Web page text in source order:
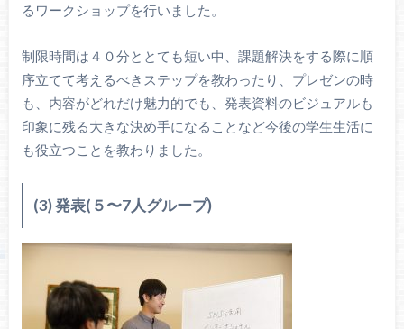
るワークショップを行いました。
制限時間は４０分ととても短い中、課題解決をする際に順
序立てて考えるべきステップを教わったり、プレゼンの時
も、内容がどれだけ魅力的でも、発表資料のビジュアルも
印象に残る大きな決め手になることなど今後の学生生活に
も役立つことを教わりました。
(3) 発表(５〜7人グループ)